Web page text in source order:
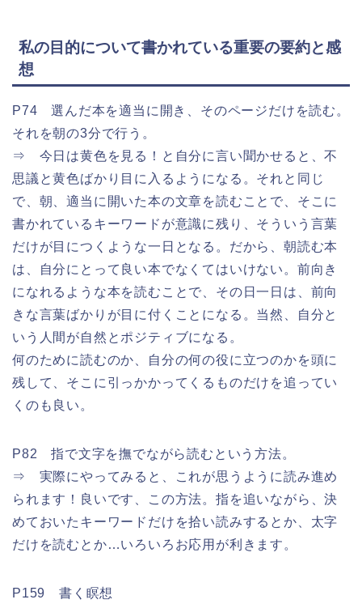
私の目的について書かれている重要の要約と感
想
P74 選んだ本を適当に開き、そのページだけを読む。
それを朝の3分で行う。
⇒ 今日は黄色を見る！と自分に言い聞かせると、不
思議と黄色ばかり目に入るようになる。それと同じ
で、朝、適当に開いた本の文章を読むことで、そこに
書かれているキーワードが意識に残り、そういう言葉
だけが目につくような一日となる。だから、朝読む本
は、自分にとって良い本でなくてはいけない。前向き
になれるような本を読むことで、その日一日は、前向
きな言葉ばかりが目に付くことになる。当然、自分と
いう人間が自然とポジティブになる。
何のために読むのか、自分の何の役に立つのかを頭に
残して、そこに引っかかってくるものだけを追ってい
くのも良い。
P82 指で文字を撫でながら読むという方法。
⇒ 実際にやってみると、これが思うように読み進め
られます！良いです、この方法。指を追いながら、決
めておいたキーワードだけを拾い読みするとか、太字
だけを読むとか…いろいろお応用が利きます。
P159 書く瞑想